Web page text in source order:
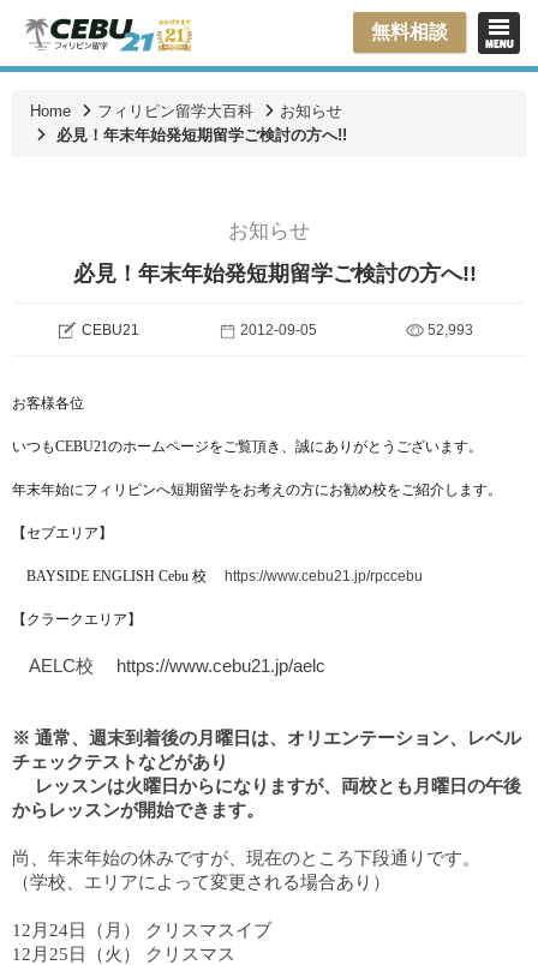
無料相談
Home フィリピン留学大百科
お知らせ
必見！年末年始発短期留学ご検討の方へ!!
お知らせ
必見！年末年始発短期留学ご検討の方へ!!
CEBU21 2012-09-05 52,993
お客様各位
いつもCEBU21のホームページをご覧頂き、誠にありがとうございます。
年末年始にフィリピンへ短期留学をお考えの方にお勧め校をご紹介します。
【セブエリア】
BAYSIDE ENGLISH Cebu 校 https://www.cebu21.jp/rpccebu
【クラークエリア】
AELC校 https://www.cebu21.jp/aelc
※ 通常、週末到着後の月曜日は、オリエンテーション、レベル
チェックテストなどがあり
レッスンは火曜日からになりますが、両校とも月曜日の午後
からレッスンが開始できます。
尚、年末年始の休みですが、現在のところ下段通りです。
（学校、エリアによって変更される場合あり）
12月24日（月） クリスマスイブ
12月25日（火） クリスマス